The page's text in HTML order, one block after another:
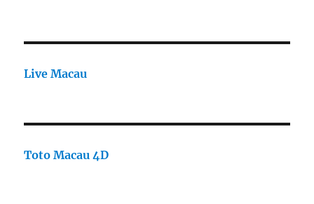
Live Macau
Toto Macau 4D